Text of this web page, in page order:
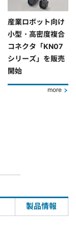
産業ロボット向け
小型・高密度複合
コネクタ「KN07
シリーズ」を販売
開始
more
製品情報